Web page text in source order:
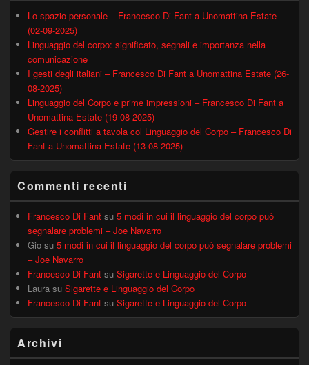
Lo spazio personale – Francesco Di Fant a Unomattina Estate
(02-09-2025)
Linguaggio del corpo: significato, segnali e importanza nella
comunicazione
I gesti degli italiani – Francesco Di Fant a Unomattina Estate (26-
08-2025)
Linguaggio del Corpo e prime impressioni – Francesco Di Fant a
Unomattina Estate (19-08-2025)
Gestire i conflitti a tavola col Linguaggio del Corpo – Francesco Di
Fant a Unomattina Estate (13-08-2025)
Commenti recenti
Francesco Di Fant su 5 modi in cui il linguaggio del corpo può
segnalare problemi – Joe Navarro
Gio su 5 modi in cui il linguaggio del corpo può segnalare problemi
– Joe Navarro
Francesco Di Fant su Sigarette e Linguaggio del Corpo
Laura su Sigarette e Linguaggio del Corpo
Francesco Di Fant su Sigarette e Linguaggio del Corpo
Archivi